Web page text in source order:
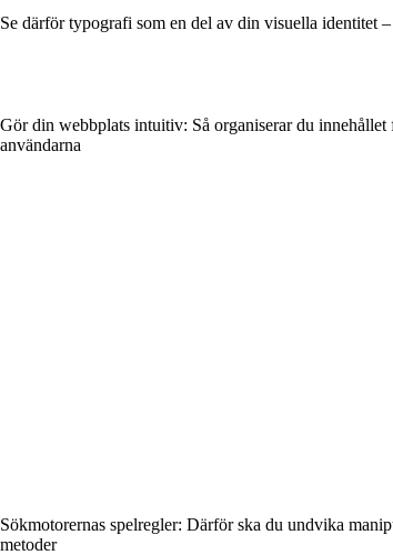
Se därför typografi som en del av din visuella identitet
Gör din webbplats intuitiv: Så organiserar du innehållet
användarna
Sökmotorernas spelregler: Därför ska du undvika
metoder